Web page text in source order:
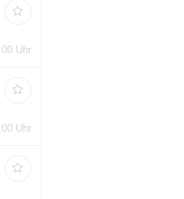
Uhr
Uhr